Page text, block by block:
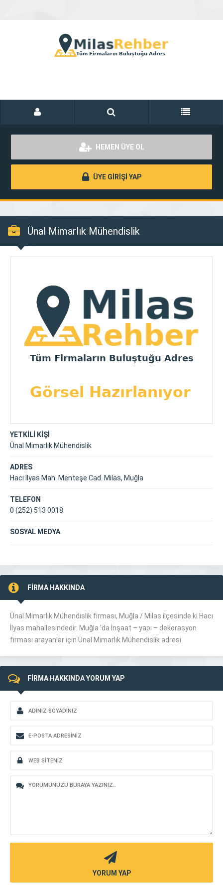
HEMEN ÜYE OL
ÜYE GİRİŞİ YAP
Ünal Mimarlık Mühendislik
YETKİLİ KİŞİ
Ünal Mimarlık Mühendislik
ADRES
Hacı İlyas Mah. Menteşe Cad. Milas, Muğla
TELEFON
0 (252) 513 0018
SOSYAL MEDYA
FİRMA HAKKINDA
Ünal Mimarlık Mühendislik firması, Muğla / Milas ilçesinde ki Hacı
İlyas mahallesindedir. Muğla ‘da İnşaat – yapı – dekorasyon
firması arayanlar için Ünal Mimarlık Mühendislik adresi
FİRMA HAKKINDA YORUM YAP
YORUM YAP